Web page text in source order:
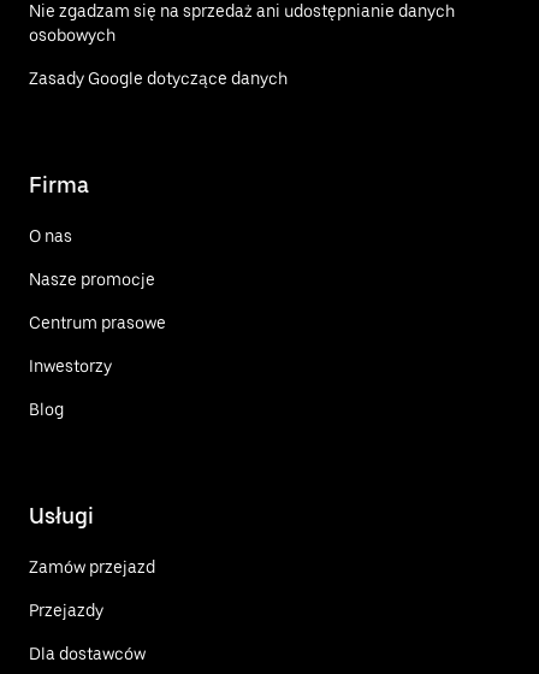
Nie zgadzam się na sprzedaż ani udostępnianie danych
osobowych
Zasady Google dotyczące danych
Firma
O nas
Nasze promocje
Centrum prasowe
Inwestorzy
Blog
Usługi
Zamów przejazd
Przejazdy
Dla dostawców